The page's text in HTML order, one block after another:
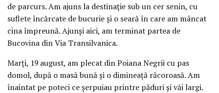
de parcurs. Am ajuns la destinație sub un cer senin, cu
suflete încărcate de bucurie și o seară în care am mâncat
cina împreună. Ajunși aici, am terminat partea de
Bucovina din Via Transilvanica.
Marți, 19 august, am plecat din Poiana Negrii cu pas
domol, după o masă bună și o dimineață răcoroasă. Am
înaintat pe poteci ce șerpuiau printre păduri și văi largi.